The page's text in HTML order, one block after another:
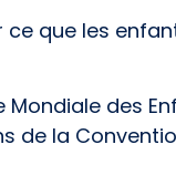
ce que les
Mondiale des
de la